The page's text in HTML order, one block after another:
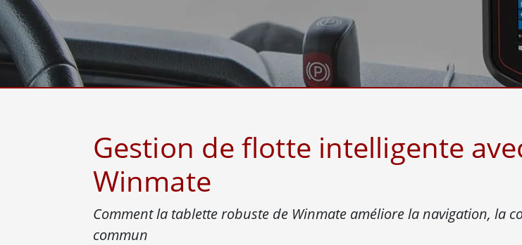
Écran
Contrôleur robotique
robuste
Mobilité Edge AI
Pétrole et gaz, classe ATEX
Tablette durcie certifié ATEX
Terminaux portables robustes certifiés
Mobilité
Panneau
Gestion de flotte intelligente
Winmate
Comment la tablette robuste de Winmate améliore la navigation, la
commun